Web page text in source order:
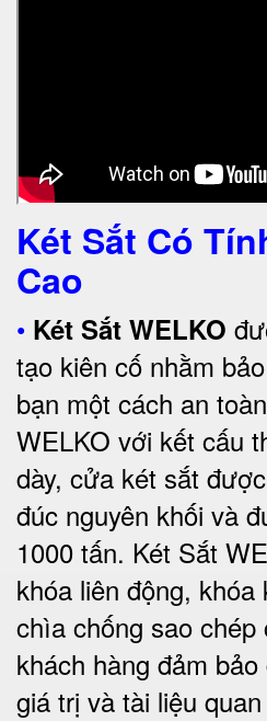
Két Sắt Có
Cao
• Két Sắt WELKO
tạo kiên cố nhằm
bạn một cách an
WELKO với kết cấu
dày, cửa két sắt
đúc nguyên khối và
1000 tấn. Két Sắt
khóa liên động,
chìa chống sao chép
khách hàng đảm
giá trị và tài liệu